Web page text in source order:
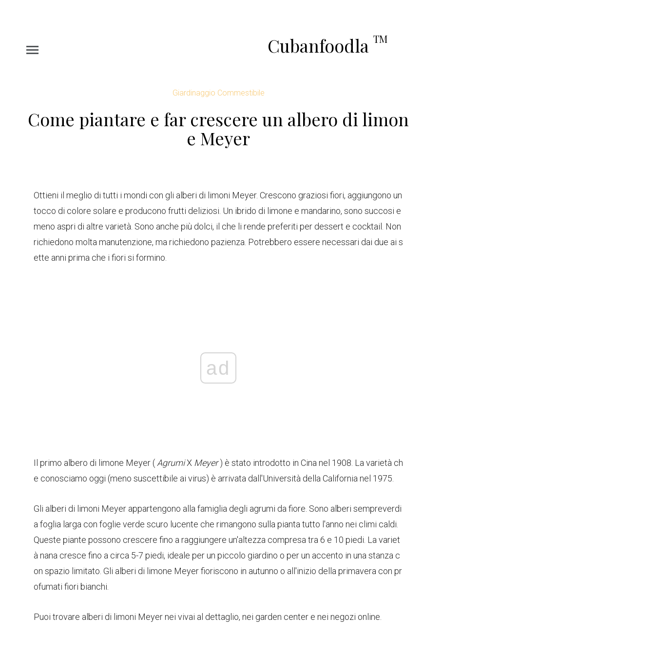
Cubanfoodla TM
Giardinaggio Commestibile
Come piantare e far crescere un albero di limon
e Meyer
Ottieni il meglio di tutti i mondi con gli alberi di limoni Meyer. Crescono graziosi fiori, aggiungono un
tocco di colore solare e producono frutti deliziosi. Un ibrido di limone e mandarino, sono succosi e
meno aspri di altre varietà. Sono anche più dolci, il che li rende preferiti per dessert e cocktail. Non
richiedono molta manutenzione, ma richiedono pazienza. Potrebbero essere necessari dai due ai s
ette anni prima che i fiori si formino.
ad
Il primo albero di limone Meyer ( AgrumiX Meyer) è stato introdotto in Cina nel 1908. La varietà ch
e conosciamo oggi (meno suscettibile ai virus) è arrivata dall'Università della California nel 1975.
Gli alberi di limoni Meyer appartengono alla famiglia degli agrumi da fiore. Sono alberi sempreverdi
a foglia larga con foglie verde scuro lucente che rimangono sulla pianta tutto l'anno nei climi caldi.
Queste piante possono crescere fino a raggiungere un'altezza compresa tra 6 e 10 piedi. La variet
à nana cresce fino a circa 5-7 piedi, ideale per un piccolo giardino o per un accento in una stanza c
on spazio limitato. Gli alberi di limone Meyer fioriscono in autunno o all'inizio della primavera con pr
ofumati fiori bianchi.
Puoi trovare alberi di limoni Meyer nei vivai al dettaglio, nei garden center e nei negozi online.